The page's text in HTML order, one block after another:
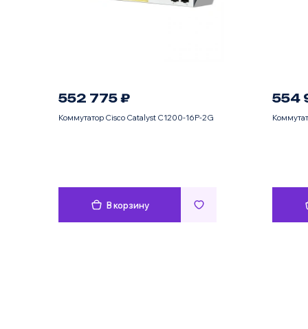
552 775 ₽
Коммутатор Cisco Catalyst C1200-16P-2G
В корзину
554